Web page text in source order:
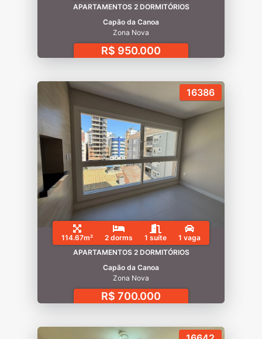
APARTAMENTOS 2 DORMITÓRIOS
Capão da Canoa
Zona Nova
R$ 950.000
16386
114.67m² 2 dorms 1 suíte
1 vaga
APARTAMENTOS 2 DORMITÓRIOS
Capão da Canoa
Zona Nova
R$ 700.000